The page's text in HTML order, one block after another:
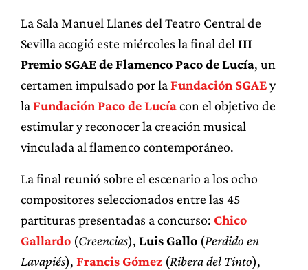
La Sala Manuel Llanes del Teatro Central de
Sevilla acogió este miércoles la final del III
Premio SGAE de Flamenco Paco de Lucía, un
certamen impulsado por la Fundación SGAEy
la Fundación Paco de Lucíacon el objetivo de
estimular y reconocer la creación musical
vinculada al flamenco contemporáneo.
La final reunió sobre el escenario a los ocho
compositores seleccionados entre las 45
partituras presentadas a concurso: Chico
Gallardo (Creencias), Luis Gallo (Perdido en
Lavapiés), Francis Gómez (Ribera del Tinto),